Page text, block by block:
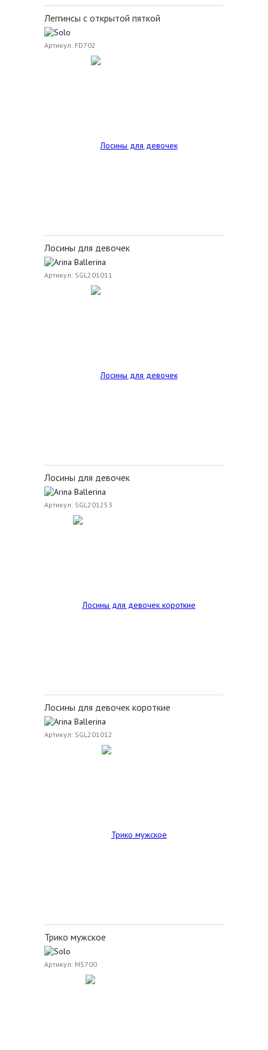
Леггинсы с открытой пяткой
Артикул: FD702
Лосины для девочек
Артикул: SGL201011
Лосины для девочек
Артикул: SGL201253
Лосины для девочек короткие
Артикул: SGL201012
Трико мужское
Артикул: MS700